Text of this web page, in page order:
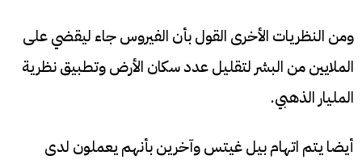
ومن النظريات الأخرى القول بأن الفيروس جاء ليقضي على
الملايين من البشر لتقليل عدد سكان الأرض وتطبيق نظرية
المليار الذهبي.
أيضا يتم اتهام بيل غيتس وآخرين بأنهم يعملون لدى